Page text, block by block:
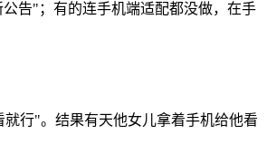
告"；有的连手机端适配都没做，在手
行"。结果有天他女儿拿着手机给他看